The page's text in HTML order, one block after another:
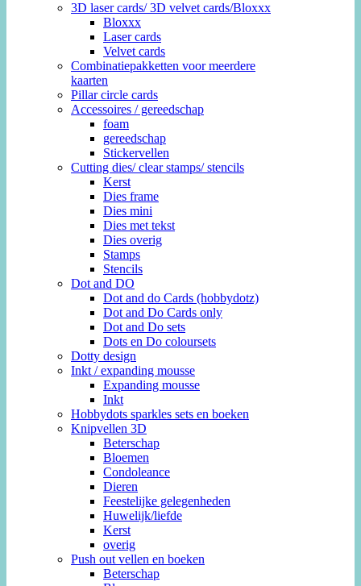
3D laser cards/ 3D velvet cards/Bloxxx
Bloxxx
Laser cards
Velvet cards
Combinatiepakketten voor meerdere
kaarten
Pillar circle cards
Accessoires / gereedschap
foam
gereedschap
Stickervellen
Cutting dies/ clear stamps/ stencils
Kerst
Dies frame
Dies mini
Dies met tekst
Dies overig
Stamps
Stencils
Dot and DO
Dot and do Cards (hobbydotz)
Dot and Do Cards only
Dot and Do sets
Dots en Do coloursets
Dotty design
Inkt / expanding mousse
Expanding mousse
Inkt
Hobbydots sparkles sets en boeken
Knipvellen 3D
Beterschap
Bloemen
Condoleance
Dieren
Feestelijke gelegenheden
Huwelijk/liefde
Kerst
overig
Push out vellen en boeken
Beterschap